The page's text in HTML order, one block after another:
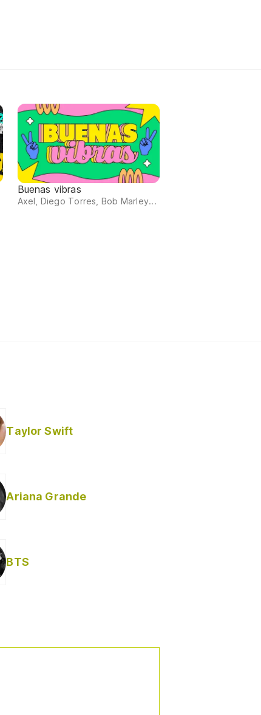
Buenas vibras
Axel, Diego Torres, Bob Marley...
Taylor Swift
Ariana Grande
BTS